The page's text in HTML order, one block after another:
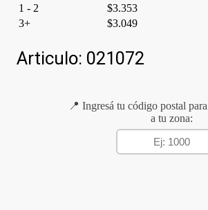
1 - 2
$3.353
3+
$3.049
Articulo: 021072
📍 Ingresá tu código postal
a tu zona: